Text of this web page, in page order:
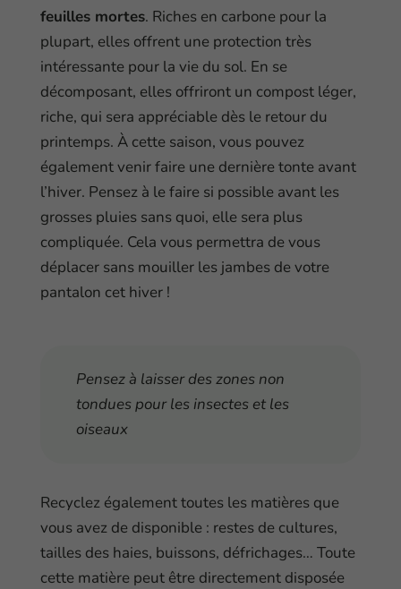
feuilles mortes. Riches en carbone pour la
plupart, elles offrent une protection très
intéressante pour la vie du sol. En se
décomposant, elles offriront un compost léger,
riche, qui sera appréciable dès le retour du
printemps. À cette saison, vous pouvez
également venir faire une dernière tonte avant
l’hiver. Pensez à le faire si possible avant les
grosses pluies sans quoi, elle sera plus
compliquée. Cela vous permettra de vous
déplacer sans mouiller les jambes de votre
pantalon cet hiver !
Pensez à laisser des zones non
tondues pour les insectes et les
oiseaux
Recyclez également toutes les matières que
vous avez de disponible : restes de cultures,
tailles des haies, buissons, défrichages… Toute
cette matière peut être directement disposée